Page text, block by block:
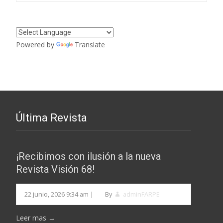
entradas
Powered by Translate
Última Revista
¡Recibimos con ilusión a la nueva
Revista Visión 68!
22 junio, 2026 9:34 am | By adminFARPE
Leer mas →